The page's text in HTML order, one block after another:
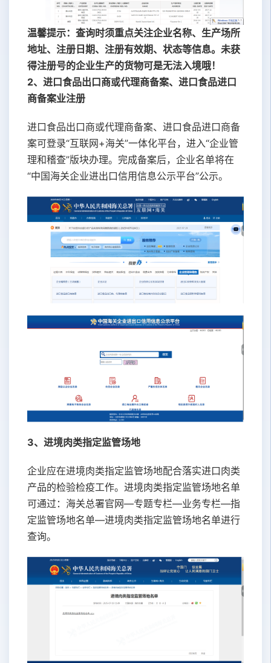
温馨提示：查询时须重点关注企业名称、生产场所
地址、注册日期、注册有效期、状态等信息。未获
得注册号的企业生产的货物可是无法入境哦！
2、进口食品出口商或代理商备案、进口食品进口
商备案业注册
进口食品出口商或代理商备案、进口食品进口商备
案可登录“互联网+海关”一体化平台，进入“企业管
理和稽查”版块办理。完成备案后，企业名单将在
“中国海关企业进出口信用信息公示平台”公示。
3、进境肉类指定监管场地
企业应在进境肉类指定监管场地配合落实进口肉类
产品的检验检疫工作。进境肉类指定监管场地名单
可通过：海关总署官网—专题专栏—业务专栏—指
定监管场地名单—进境肉类指定监管场地名单进行
查询。